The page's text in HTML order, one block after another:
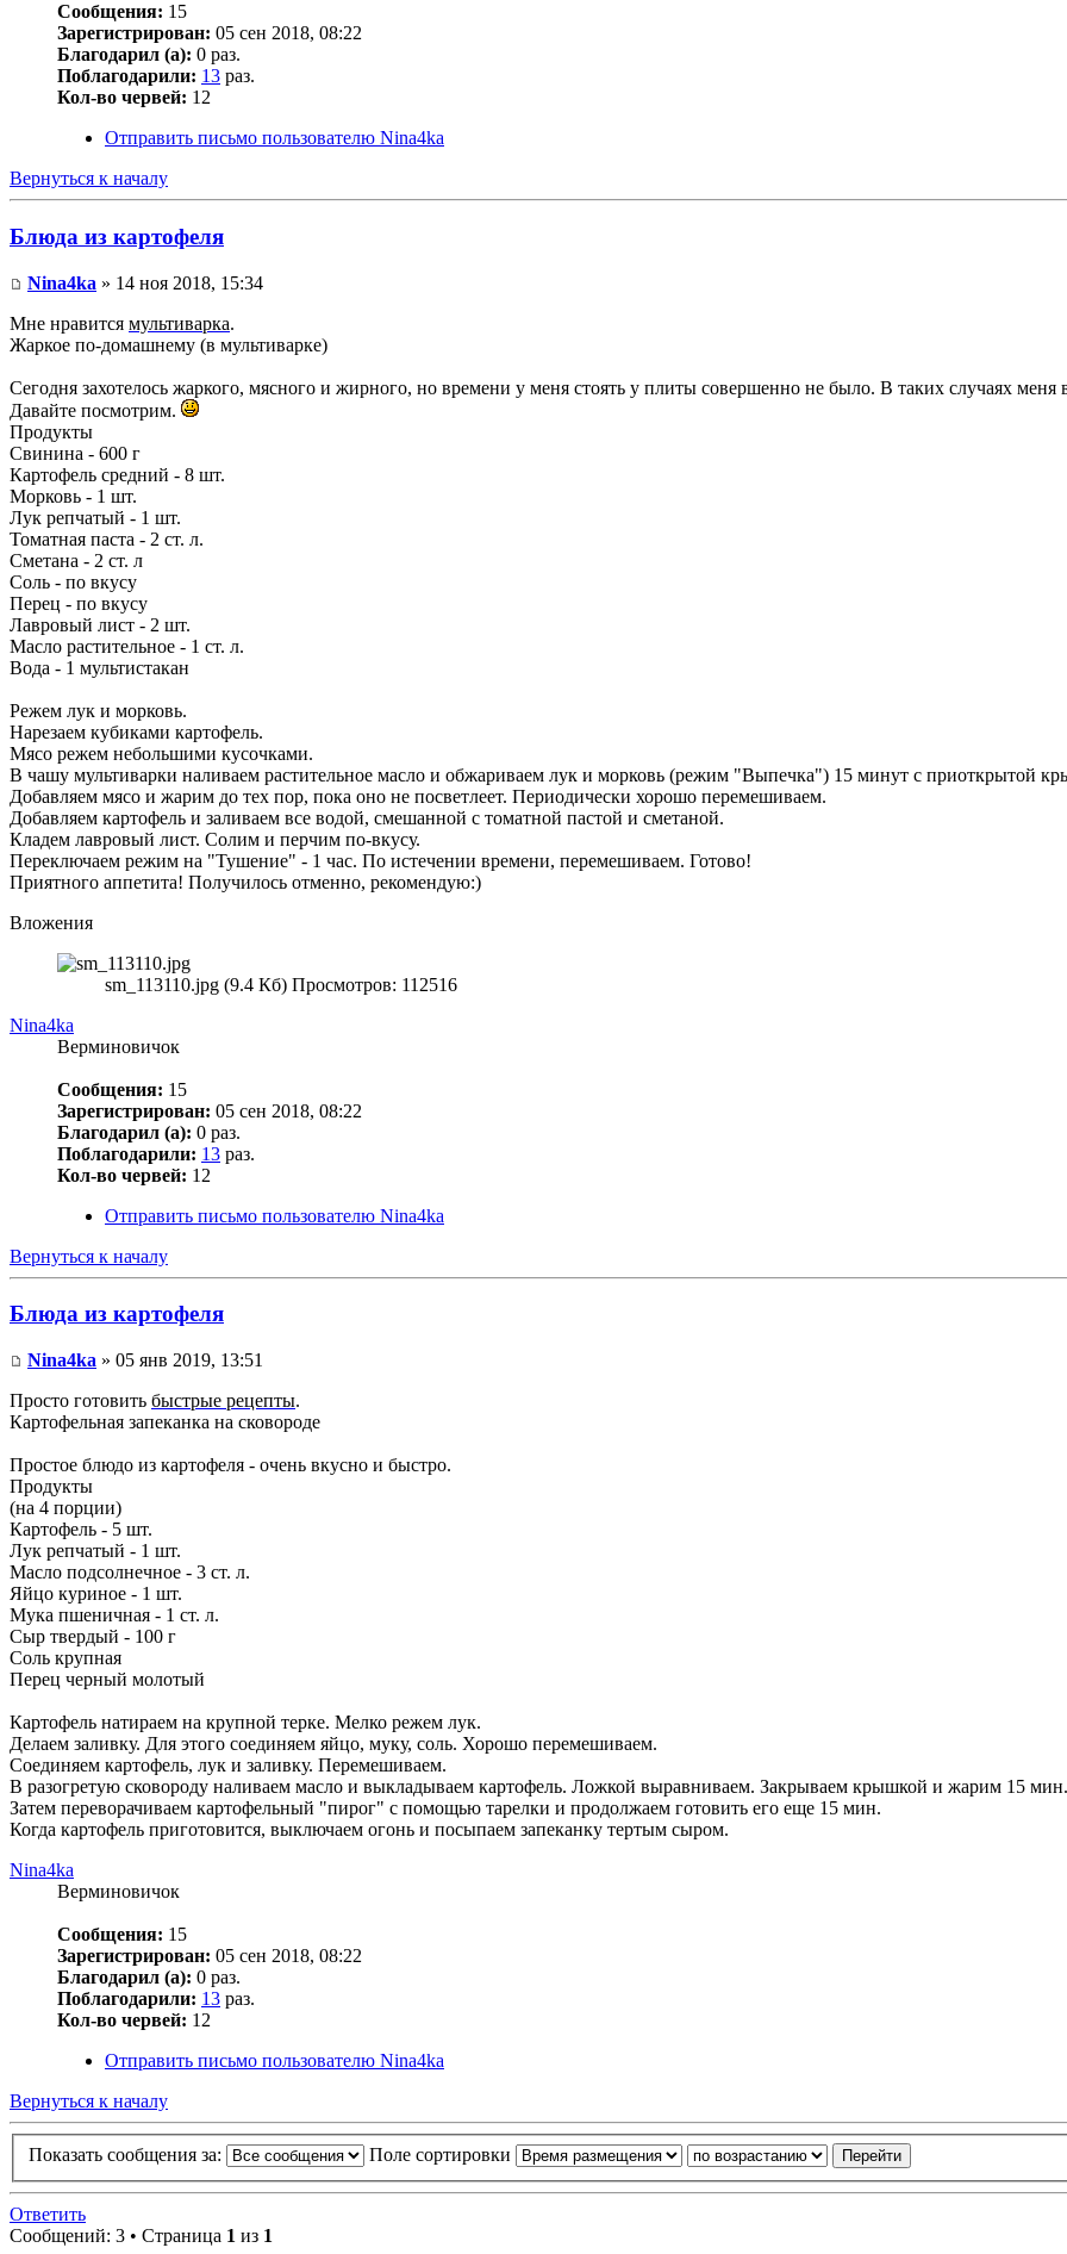
Сообщения: 15
Зарегистрирован: 05 сен 2018, 08:22
Благодарил (а): 0 раз.
Поблагодарили: 13 раз.
Кол-во червей: 12
Отправить письмо пользователю Nina4ka
Вернуться к началу
Блюда из картофеля
Nina4ka » 14 ноя 2018, 15:34
Мне нравится мультиварка.
Жаркое по-домашнему (в мультиварке)
Сегодня захотелось жаркого, мясного и жирного, но времени у меня стоять у плиты совершенно не было. В таких случаях меня
Давайте посмотрим.
Продукты
Свинина - 600 г
Картофель средний - 8 шт.
Морковь - 1 шт.
Лук репчатый - 1 шт.
Томатная паста - 2 ст. л.
Сметана - 2 ст. л
Соль - по вкусу
Перец - по вкусу
Лавровый лист - 2 шт.
Масло растительное - 1 ст. л.
Вода - 1 мультистакан
Режем лук и морковь.
Нарезаем кубиками картофель.
Мясо режем небольшими кусочками.
В чашу мультиварки наливаем растительное масло и обжариваем лук и морковь (режим "Выпечка") 15 минут с приоткрытой
Добавляем мясо и жарим до тех пор, пока оно не посветлеет. Периодически хорошо перемешиваем.
Добавляем картофель и заливаем все водой, смешанной с томатной пастой и сметаной.
Кладем лавровый лист. Солим и перчим по-вкусу.
Переключаем режим на "Тушение" - 1 час. По истечении времени, перемешиваем. Готово!
Приятного аппетита! Получилось отменно, рекомендую:)
Вложения
sm_113110.jpg (9.4 Кб) Просмотров: 112516
Nina4ka
Верминовичок
Сообщения: 15
Зарегистрирован: 05 сен 2018, 08:22
Благодарил (а): 0 раз.
Поблагодарили: 13 раз.
Кол-во червей: 12
Отправить письмо пользователю Nina4ka
Вернуться к началу
Блюда из картофеля
Nina4ka » 05 янв 2019, 13:51
Просто готовить быстрые рецепты.
Картофельная запеканка на сковороде
Простое блюдо из картофеля - очень вкусно и быстро.
Продукты
(на 4 порции)
Картофель - 5 шт.
Лук репчатый - 1 шт.
Масло подсолнечное - 3 ст. л.
Яйцо куриное - 1 шт.
Мука пшеничная - 1 ст. л.
Сыр твердый - 100 г
Соль крупная
Перец черный молотый
Картофель натираем на крупной терке. Мелко режем лук.
Делаем заливку. Для этого соединяем яйцо, муку, соль. Хорошо перемешиваем.
Соединяем картофель, лук и заливку. Перемешиваем.
В разогретую сковороду наливаем масло и выкладываем картофель. Ложкой выравниваем. Закрываем крышкой и жарим 15 мин.
Затем переворачиваем картофельный "пирог" с помощью тарелки и продолжаем готовить его еще 15 мин.
Когда картофель приготовится, выключаем огонь и посыпаем запеканку тертым сыром.
Nina4ka
Верминовичок
Сообщения: 15
Зарегистрирован: 05 сен 2018, 08:22
Благодарил (а): 0 раз.
Поблагодарили: 13 раз.
Кол-во червей: 12
Отправить письмо пользователю Nina4ka
Вернуться к началу
Показать сообщения за: Поле сортировки
Ответить
Сообщений: 3 • Страница 1 из 1